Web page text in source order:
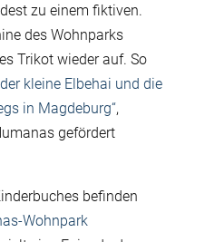
zu einem fiktiven.
des Wohnparks
Trikot wieder auf. So
kleine Elbehai und die
in Magdeburg“,
gefördert
befinden
Wohnpark